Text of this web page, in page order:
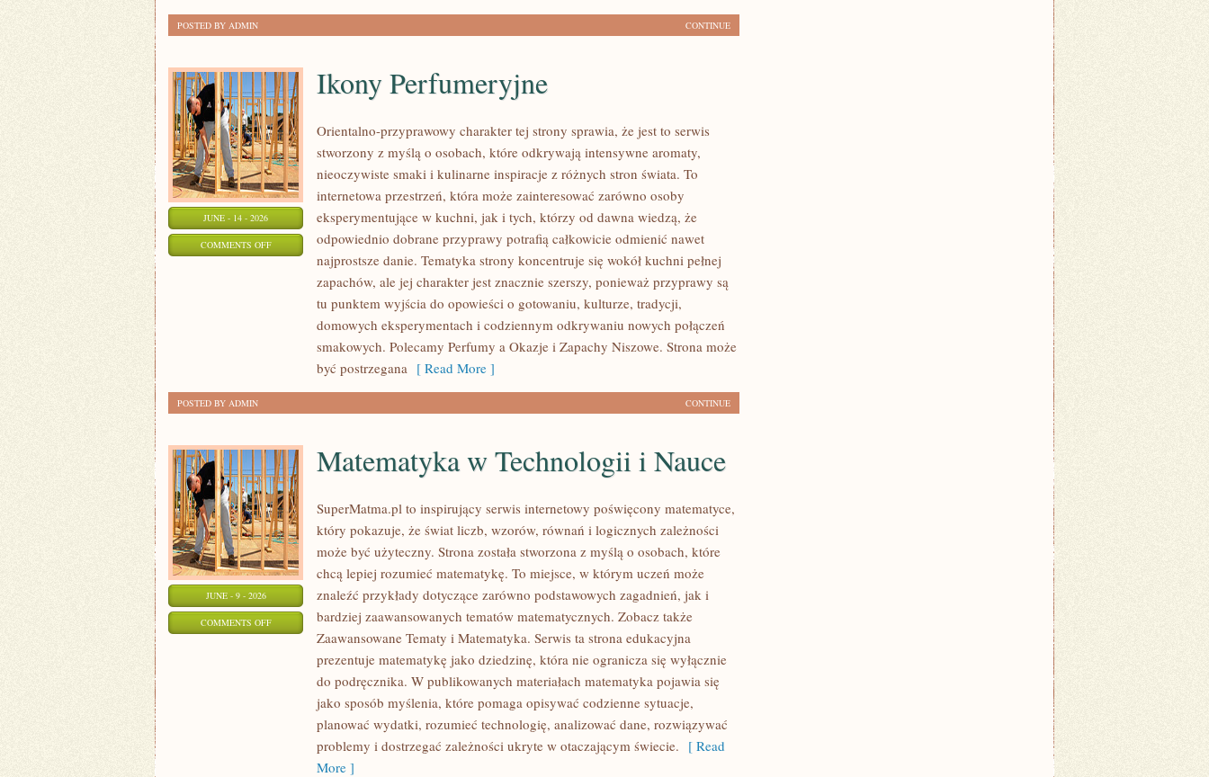
CONTINUE
POSTED BY ADMIN
JUNE - 14 - 2026
COMMENTS OFFON
PERFUMERYJNE
Ikony Perfumeryjne
Orientalno-przyprawowy charakter tej strony sprawia, że jest to serwis
stworzony z myślą o osobach, które odkrywają intensywne aromaty,
nieoczywiste smaki i kulinarne inspiracje z różnych stron świata. To
internetowa przestrzeń, która może zainteresować zarówno osoby
eksperymentujące w kuchni, jak i tych, którzy od dawna wiedzą, że
odpowiednio dobrane przyprawy potrafią całkowicie odmienić nawet
najprostsze danie. Tematyka strony koncentruje się wokół kuchni pełnej
zapachów, ale jej charakter jest znacznie szerszy, ponieważ przyprawy są
tu punktem wyjścia do opowieści o gotowaniu, kulturze, tradycji,
domowych eksperymentach i codziennym odkrywaniu nowych połączeń
smakowych. Polecamy Perfumy a Okazje i Zapachy Niszowe. Strona może
być postrzegana [ Read More ]
CONTINUE
POSTED BY ADMIN
JUNE - 9 - 2026
COMMENTS OFFON
MATEMATYKA
TECHNOLOGII
Matematyka w Technologii i Nauce
SuperMatma.pl to inspirujący serwis internetowy poświęcony matematyce,
który pokazuje, że świat liczb, wzorów, równań i logicznych zależności
może być użyteczny. Strona została stworzona z myślą o osobach, które
chcą lepiej rozumieć matematykę. To miejsce, w którym uczeń może
znaleźć przykłady dotyczące zarówno podstawowych zagadnień, jak i
bardziej zaawansowanych tematów matematycznych. Zobacz także
Zaawansowane Tematy i Matematyka. Serwis ta strona edukacyjna
prezentuje matematykę jako dziedzinę, która nie ogranicza się wyłącznie
do podręcznika. W publikowanych materiałach matematyka pojawia się
jako sposób myślenia, które pomaga opisywać codzienne sytuacje,
planować wydatki, rozumieć technologię, analizować dane, rozwiązywać
problemy i dostrzegać zależności ukryte w otaczającym świecie. [ Read
More ]